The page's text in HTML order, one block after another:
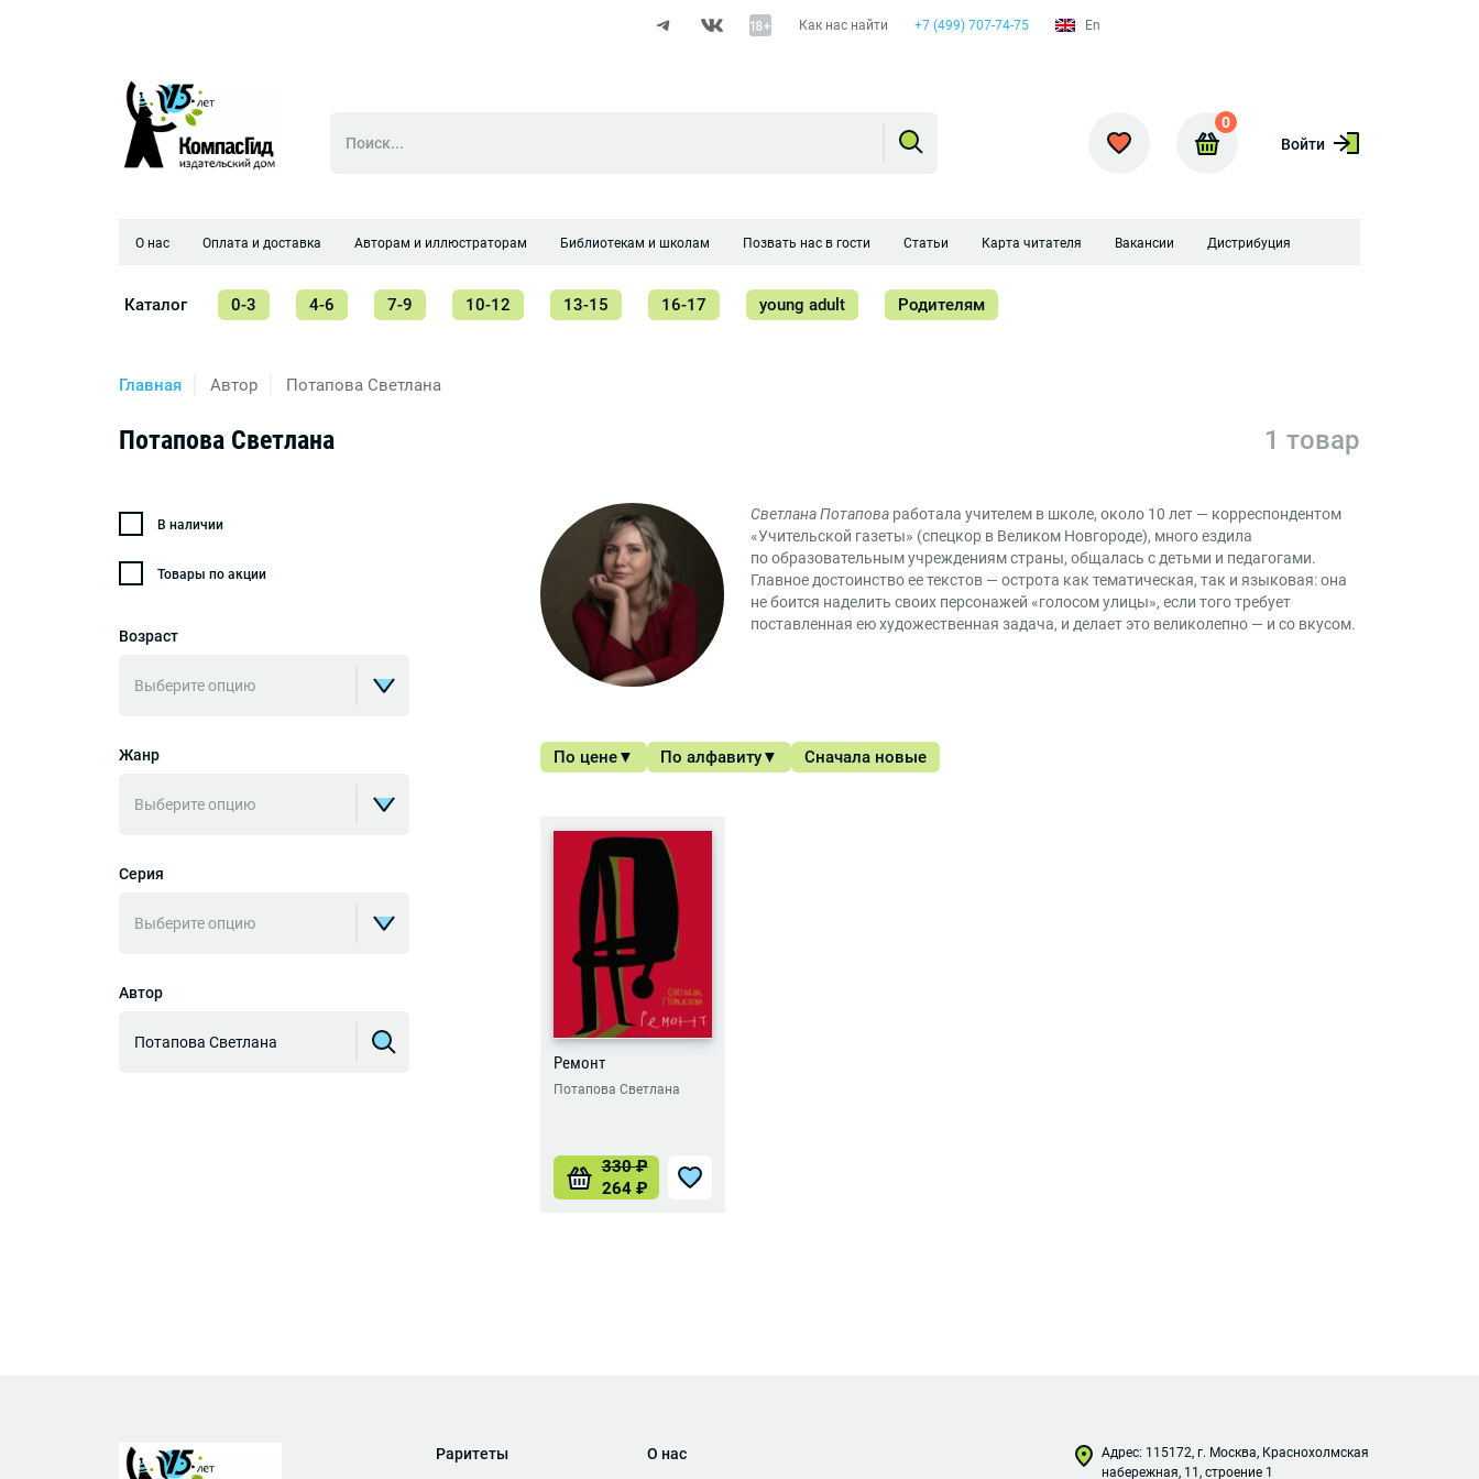
Главная Автор Потапова Светлана
Потапова Светлана
В наличии
Товары по акции
Возраст
Выберите опцию
Жанр
Выберите опцию
Серия
Выберите опцию
Автор
Потапова Светлана
1 товар
Светлана Потапова работала учителем в школе, около 10 лет — корреспондентом
«Учительской газеты» (спецкор в Великом Новгороде), много ездила
по образовательным учреждениям страны, общалась с детьми и педагогами.
Главное достоинство ее текстов — острота как тематическая, так и языковая: она
не боится наделить своих персонажей «голосом улицы», если того требует
поставленная ею художественная задача, и делает это великолепно — и со вкусом.
По цене По алфавиту Сначала новые
Ремонт
Потапова Светлана
330₽
264 ₽
Как нас найти +7 (499) 707-74-75 En
0
Войти
О нас Оплата и доставка Авторам и иллюстраторам Библиотекам и школам Позвать нас в гости Статьи Карта читателя Вакансии Дистрибуция
Каталог 0-3 4-6 7-9 10-12 13-15 16-17 young adult Родителям
Раритеты О нас
Адрес: 115172, г. Москва, Краснохолмская
набережная, 11, строение 1